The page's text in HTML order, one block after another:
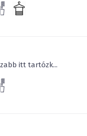
(32 C°) és egy
radonos vizű
Kneipp taposó
teszi még színesebbé
mellett
élményével
itt tartózk...